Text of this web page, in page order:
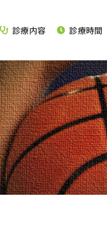
診療内容 診療時間